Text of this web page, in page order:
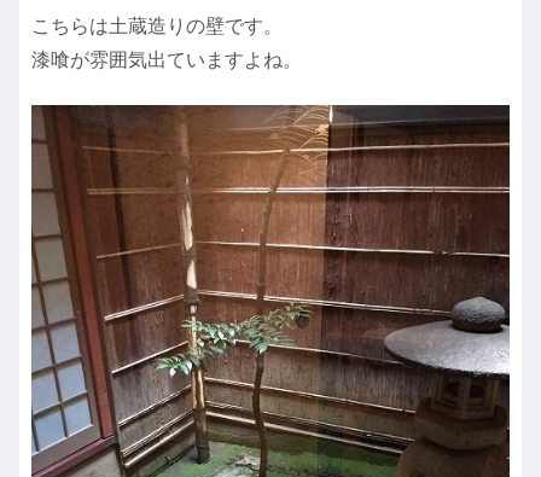
こちらは土蔵造りの壁です。
漆喰が雰囲気出ていますよね。